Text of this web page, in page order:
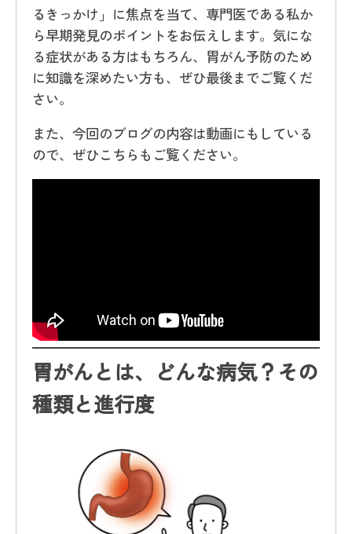
るきっかけ」に焦点を当て、専門医である私か
ら早期発見のポイントをお伝えします。気にな
る症状がある方はもちろん、胃がん予防のため
に知識を深めたい方も、ぜひ最後までご覧くだ
さい。
また、今回のブログの内容は動画にもしている
ので、ぜひこちらもご覧ください。
胃がんとは、どんな病気？その
種類と進行度